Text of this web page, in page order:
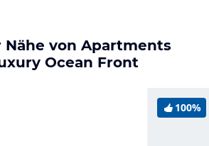
Nähe von Apartments
Ocean Front
100%